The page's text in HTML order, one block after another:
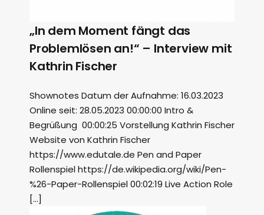
„In dem Moment fängt das
Problemlösen an!“ – Interview mit
Kathrin Fischer
Shownotes Datum der Aufnahme: 16.03.2023
Online seit: 28.05.2023 00:00:00 Intro &
Begrüßung 00:00:25 Vorstellung Kathrin Fischer
Website von Kathrin Fischer
https://www.edutale.de Pen and Paper
Rollenspiel https://de.wikipedia.org/wiki/Pen-
%26-Paper-Rollenspiel 00:02:19 Live Action Role
[…]